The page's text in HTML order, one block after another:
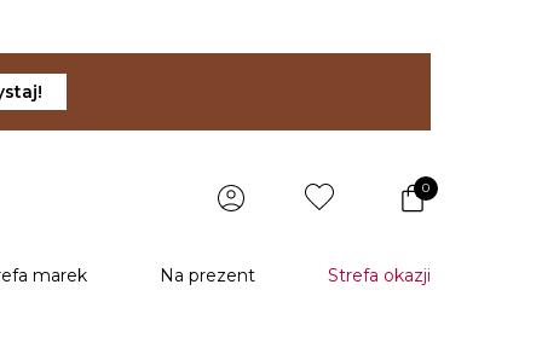
0
marek Na prezent Strefa okazji